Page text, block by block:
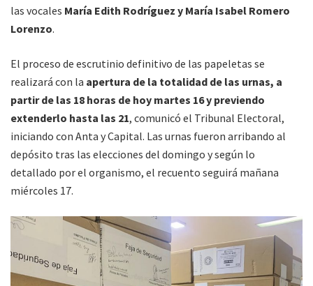
las vocales María Edith Rodríguez y María Isabel Romero
Lorenzo.
El proceso de escrutinio definitivo de las papeletas se
realizará con la apertura de la totalidad de las urnas, a
partir de las 18 horas de hoy martes 16 y previendo
extenderlo hasta las 21, comunicó el Tribunal Electoral,
iniciando con Anta y Capital. Las urnas fueron arribando al
depósito tras las elecciones del domingo y según lo
detallado por el organismo, el recuento seguirá mañana
miércoles 17.